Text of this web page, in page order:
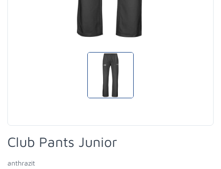
Club Pants Junior
anthrazit